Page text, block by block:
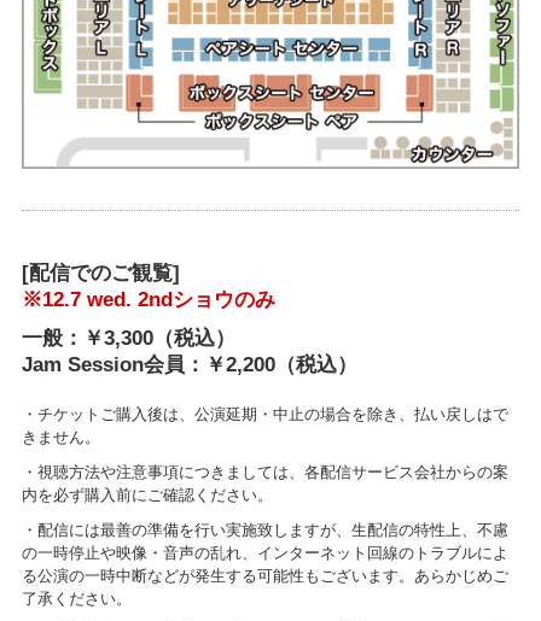
[配信でのご観覧]
※12.7 wed. 2ndショウのみ
一般：￥3,300（税込）
Jam Session会員：￥2,200（税込）
・チケットご購入後は、公演延期・中止の場合を除き、払い戻しはで
きません。
・視聴方法や注意事項につきましては、各配信サービス会社からの案
内を必ず購入前にご確認ください。
・配信には最善の準備を行い実施致しますが、生配信の特性上、不慮
の一時停止や映像・音声の乱れ、インターネット回線のトラブルによ
る公演の一時中断などが発生する可能性もございます。あらかじめご
了承ください。